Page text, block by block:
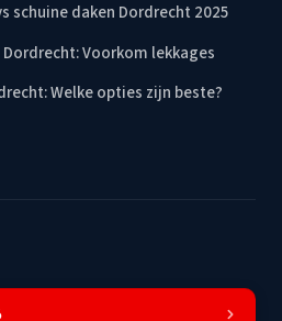
schuine daken Dordrecht 2025
Voorkom lekkages
Welke opties zijn beste?